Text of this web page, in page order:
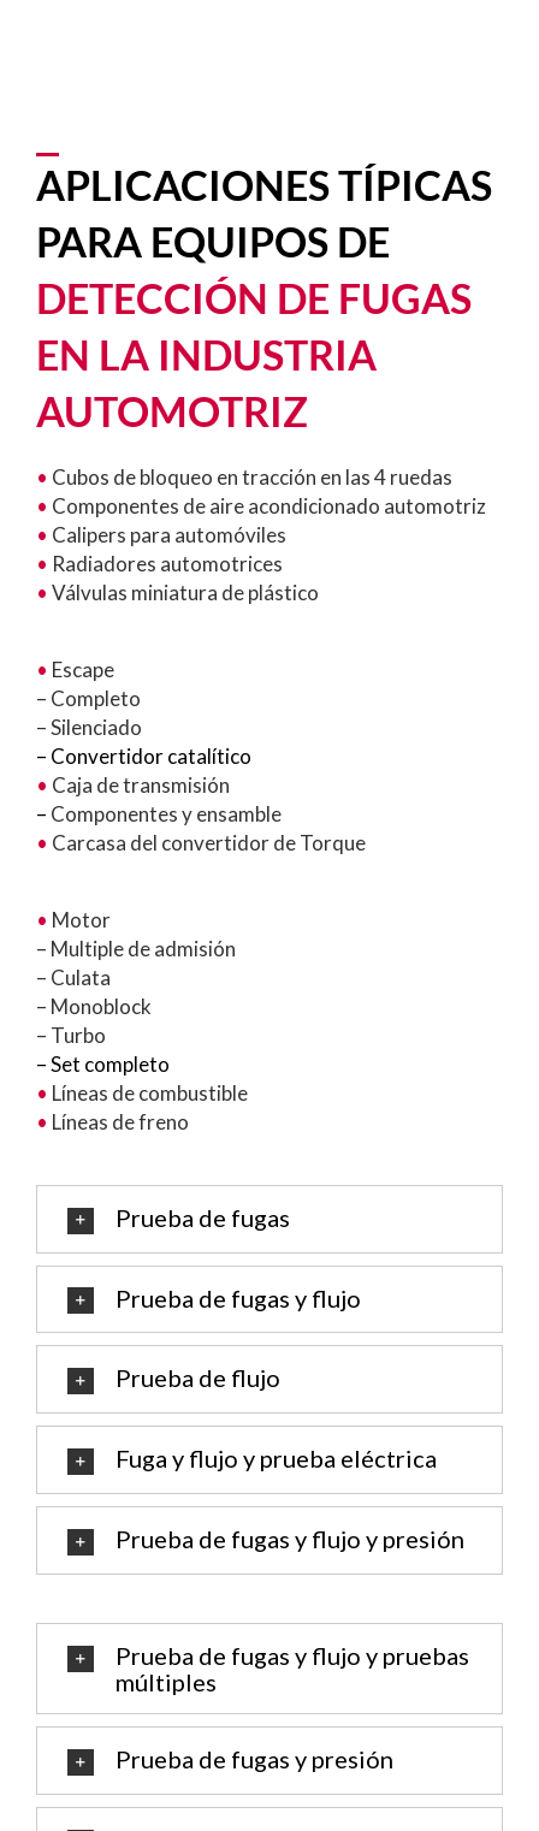
APLICACIONES TÍPICAS
PARA EQUIPOS DE
DETECCIÓN DE FUGAS
EN LA INDUSTRIA
AUTOMOTRIZ
• Cubos de bloqueo en tracción en las 4 ruedas
• Componentes de aire acondicionado automotriz
• Calipers para automóviles
• Radiadores automotrices
• Válvulas miniatura de plástico
• Escape
– Completo
– Silenciado
– Convertidor catalítico
• Caja de transmisión
– Componentes y ensamble
• Carcasa del convertidor de Torque
• Motor
– Multiple de admisión
– Culata
– Monoblock
– Turbo
– Set completo
• Líneas de combustible
• Líneas de freno
Prueba de fugas
Prueba de fugas y flujo
Prueba de flujo
Fuga y flujo y prueba eléctrica
Prueba de fugas y flujo y presión
Prueba de fugas y flujo y pruebas
múltiples
Prueba de fugas y presión